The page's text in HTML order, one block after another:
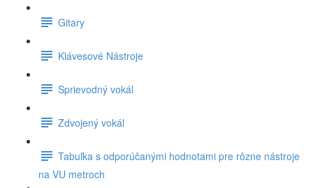
Gitary
Klávesové Nástroje
Sprievodný vokál
Zdvojený vokál
Tabuľka s odporúčanými hodnotami pre rôzne nástroje
na VU metroch